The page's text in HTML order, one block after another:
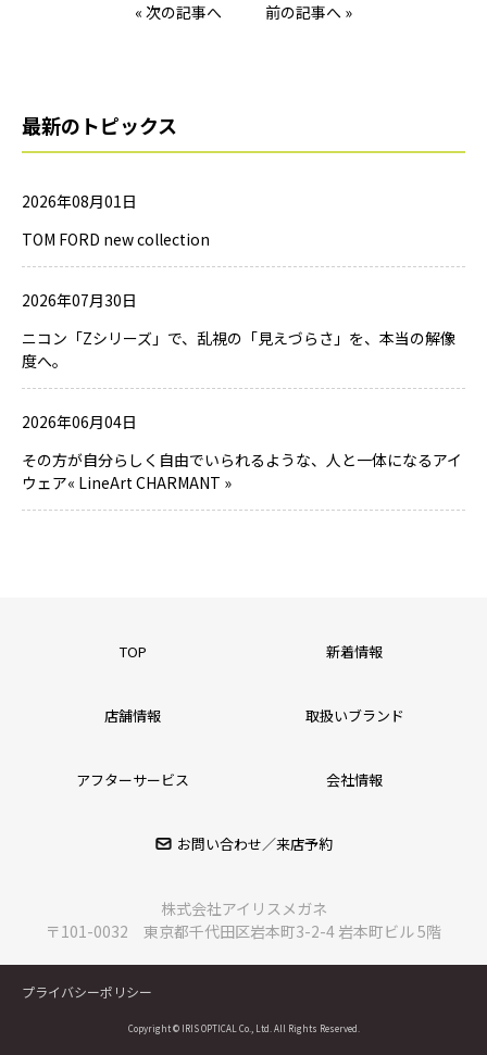
« 次の記事へ 前の記事へ »
最新のトピックス
2026年08月01日
TOM FORD new collection
2026年07月30日
ニコン「Zシリーズ」で、乱視の「見えづらさ」を、本当の解像
度へ。
2026年06月04日
その方が自分らしく自由でいられるような、人と一体になるアイ
ウェア« LineArt CHARMANT »
TOP 新着情報
店舗情報 取扱いブランド
アフターサービス 会社情報
お問い合わせ／来店予約
株式会社アイリスメガネ
〒101-0032 東京都千代田区岩本町3-2-4 岩本町ビル 5階
プライバシーポリシー
Copyright © IRIS OPTICAL Co., Ltd. All Rights Reserved.